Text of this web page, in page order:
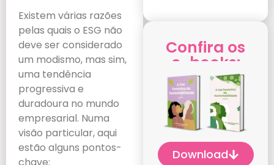
Existem várias razões
pelas quais o ESG não
deve ser considerado
um modismo, mas sim,
uma tendência
progressiva e
duradoura no mundo
empresarial. Numa
visão particular, aqui
estão alguns pontos-
Confira os
e-books:
Download